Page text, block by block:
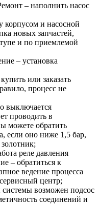
– наполнить насос
корпусом и насосной
новых запчастей,
и по приемлемой
– установка
или заказать
процесс не
выключается
проводить в
можете обратить
если оно ниже 1,5 бар,
золотник;
реле давления
– обратиться к
ведение процесса
центр;
возможен подсос
соединений и